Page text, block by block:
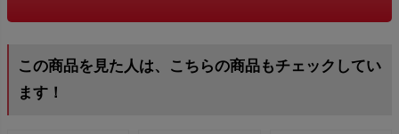
この商品を見た人は、こちらの商品もチェックしてい
ます！